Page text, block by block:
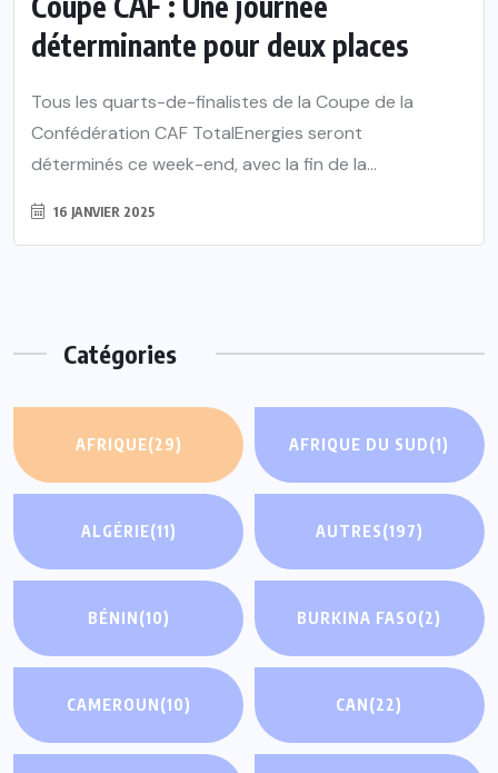
déterminante pour deux places
Tous les quarts-de-finalistes de la Coupe de la
Confédération CAF TotalEnergies seront
déterminés ce week-end, avec la fin de la...
16 JANVIER 2025
Catégories
AFRIQUE(29) AFRIQUE DU SUD(1)
ALGÉRIE(11) AUTRES(197)
BÉNIN(10) BURKINA FASO(2)
CAMEROUN(10) CAN(22)